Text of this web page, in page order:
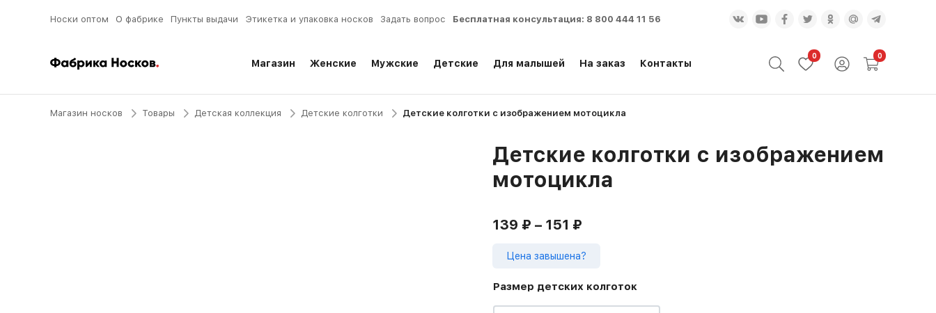
Носки оптом О фабрике Пункты выдачи Этикетка и упаковка носков Задать вопрос Бесплатная консультация: 8 800 444 11 56
Магазин Женские Мужские Детские Для малышей На заказ Контакты
0 0
Магазин носков Товары Детская коллекция Детские колготки Детские колготки с изображением мотоцикла
Детские колготки с изображением
мотоцикла
139 ₽ – 151 ₽
Цена завышена?
Размер детских колготок